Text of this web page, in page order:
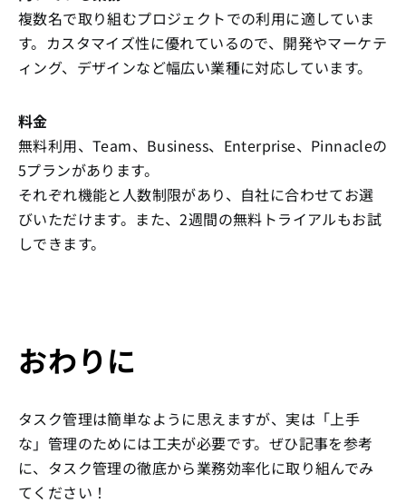
複数名で取り組むプロジェクトでの利用に適していま
す。カスタマイズ性に優れているので、開発やマーケテ
ィング、デザインなど幅広い業種に対応しています。
料金
無料利用、Team、Business、Enterprise、Pinnacleの
5プランがあります。
それぞれ機能と人数制限があり、自社に合わせてお選
びいただけます。また、2週間の無料トライアルもお試
しできます。
おわりに
タスク管理は簡単なように思えますが、実は「上手
な」管理のためには工夫が必要です。ぜひ記事を参考
に、タスク管理の徹底から業務効率化に取り組んでみ
てください！